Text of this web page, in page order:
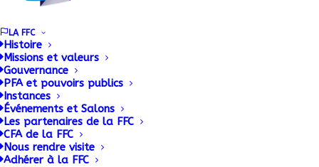
LA FFC
Histoire
Missions et valeurs
Gouvernance
PFA et pouvoirs publics
Instances
Événements et Salons
Les partenaires de la FFC
CFA de la FFC
Nous rendre visite
Adhérer à la FFC